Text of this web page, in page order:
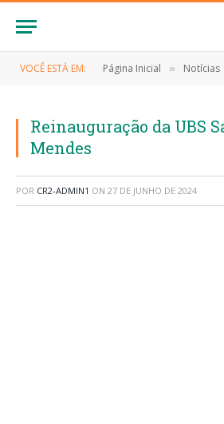
VOCÊ ESTÁ EM: Página Inicial » Notícias
Reinauguração da UBS
Mendes
POR CR2-ADMIN1 ON 27 DE JUNHO DE 2024